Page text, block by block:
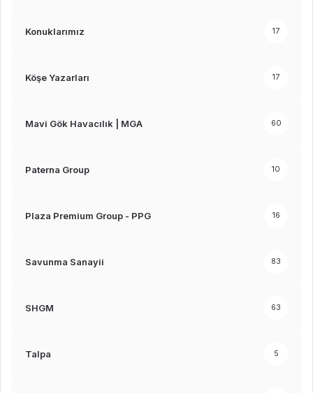
Konuklarımız 17
Köşe Yazarları 17
Mavi Gök Havacılık | MGA 60
Paterna Group 10
Plaza Premium Group - PPG 16
Savunma Sanayii 83
SHGM 63
Talpa 5